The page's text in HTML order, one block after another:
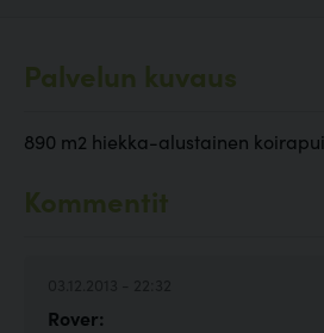
Palvelun kuvaus
890 m2 hiekka-alustainen
Kommentit
Rover: